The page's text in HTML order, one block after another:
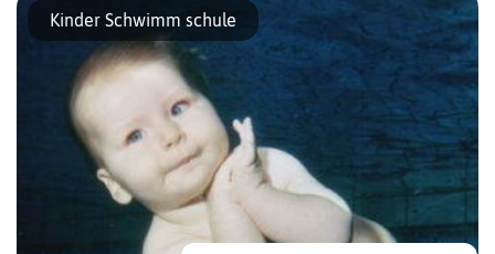
avec un bon club de natation et de water polo. De nombreux
entrainements sont proposés tous les soirs aux jeunes. Le […]
Kinder Schwimm schule